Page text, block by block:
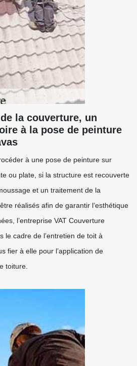
la couverture, un
à la pose de peinture
à une pose de peinture sur
ou plate, si la structure est recouverte
et un traitement de la
réalisés afin de garantir l’esthétique
l’entreprise VAT Couverture
le cadre de l’entretien de toit à
fier à elle pour l’application de
toiture.